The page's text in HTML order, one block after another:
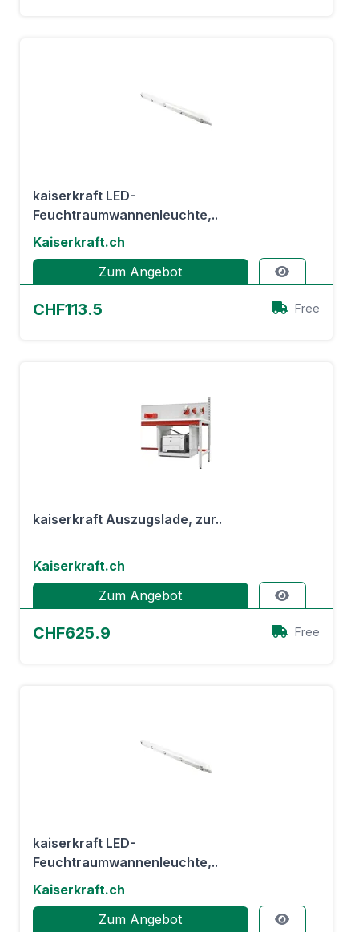
kaiserkraft LED-
Feuchtraumwannenleuchte,..
Kaiserkraft.ch
Zum Angebot
CHF113.5 Free
kaiserkraft Auszugslade, zur..
Kaiserkraft.ch
Zum Angebot
CHF625.9 Free
kaiserkraft LED-
Feuchtraumwannenleuchte,..
Kaiserkraft.ch
Zum Angebot